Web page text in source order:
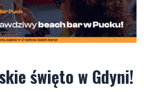
święto w Gdyni!